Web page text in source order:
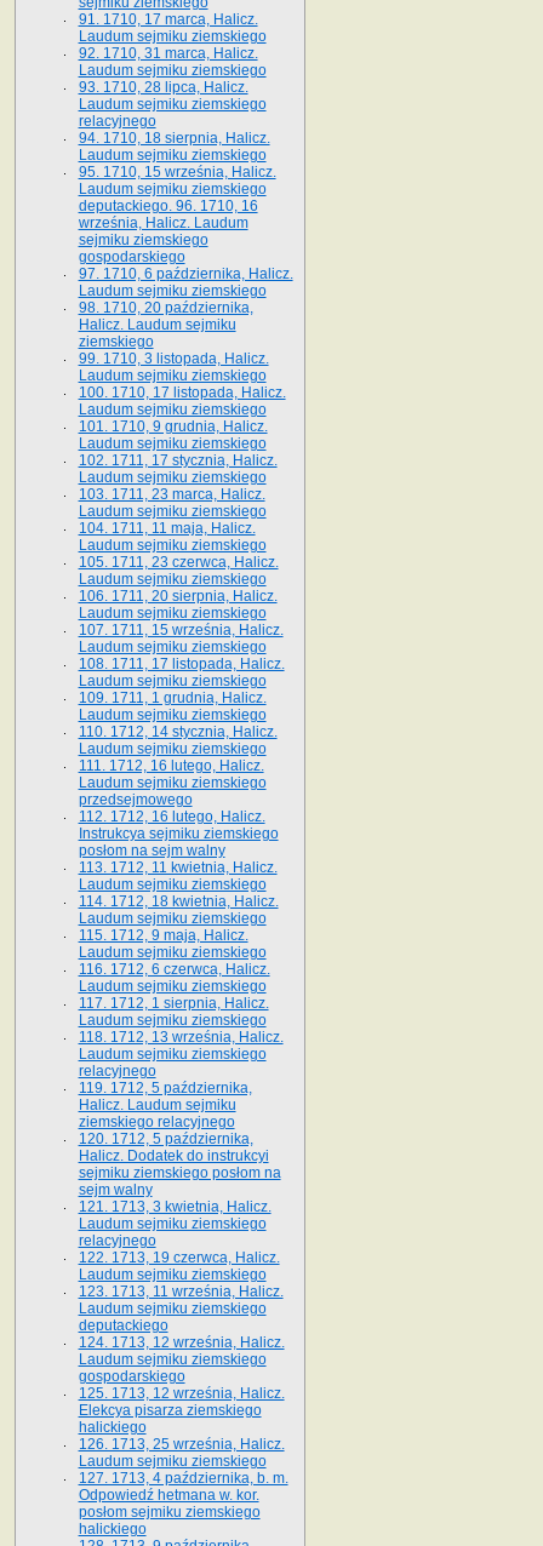
91. 1710, 17 marca, Halicz.
Laudum sejmiku ziemskiego
92. 1710, 31 marca, Halicz.
Laudum sejmiku ziemskiego
93. 1710, 28 lipca, Halicz.
Laudum sejmiku ziemskiego
relacyjnego
94. 1710, 18 sierpnia, Halicz.
Laudum sejmiku ziemskiego
95. 1710, 15 września, Halicz.
Laudum sejmiku ziemskiego
deputackiego. 96. 1710, 16
września, Halicz. Laudum
sejmiku ziemskiego
gospodarskiego
97. 1710, 6 października, Halicz.
Laudum sejmiku ziemskiego
98. 1710, 20 października,
Halicz. Laudum sejmiku
ziemskiego
99. 1710, 3 listopada, Halicz.
Laudum sejmiku ziemskiego
100. 1710, 17 listopada, Halicz.
Laudum sejmiku ziemskiego
101. 1710, 9 grudnia, Halicz.
Laudum sejmiku ziemskiego
102. 1711, 17 stycznia, Halicz.
Laudum sejmiku ziemskiego
103. 1711, 23 marca, Halicz.
Laudum sejmiku ziemskiego
104. 1711, 11 maja, Halicz.
Laudum sejmiku ziemskiego
105. 1711, 23 czerwca, Halicz.
Laudum sejmiku ziemskiego
106. 1711, 20 sierpnia, Halicz.
Laudum sejmiku ziemskiego
107. 1711, 15 września, Halicz.
Laudum sejmiku ziemskiego
108. 1711, 17 listopada, Halicz.
Laudum sejmiku ziemskiego
109. 1711, 1 grudnia, Halicz.
Laudum sejmiku ziemskiego
110. 1712, 14 stycznia, Halicz.
Laudum sejmiku ziemskiego
111. 1712, 16 lutego, Halicz.
Laudum sejmiku ziemskiego
przedsejmowego
112. 1712, 16 lutego, Halicz.
Instrukcya sejmiku ziemskiego
posłom na sejm walny
113. 1712, 11 kwietnia, Halicz.
Laudum sejmiku ziemskiego
114. 1712, 18 kwietnia, Halicz.
Laudum sejmiku ziemskiego
115. 1712, 9 maja, Halicz.
Laudum sejmiku ziemskiego
116. 1712, 6 czerwca, Halicz.
Laudum sejmiku ziemskiego
117. 1712, 1 sierpnia, Halicz.
Laudum sejmiku ziemskiego
118. 1712, 13 września, Halicz.
Laudum sejmiku ziemskiego
relacyjnego
119. 1712, 5 października,
Halicz. Laudum sejmiku
ziemskiego relacyjnego
120. 1712, 5 października,
Halicz. Dodatek do instrukcyi
sejmiku ziemskiego posłom na
sejm walny
121. 1713, 3 kwietnia, Halicz.
Laudum sejmiku ziemskiego
relacyjnego
122. 1713, 19 czerwca, Halicz.
Laudum sejmiku ziemskiego
123. 1713, 11 września, Halicz.
Laudum sejmiku ziemskiego
deputackiego
124. 1713, 12 września, Halicz.
Laudum sejmiku ziemskiego
gospodarskiego
125. 1713, 12 września, Halicz.
Elekcya pisarza ziemskiego
halickiego
126. 1713, 25 września, Halicz.
Laudum sejmiku ziemskiego
127. 1713, 4 października, b. m.
Odpowiedź hetmana w. kor.
posłom sejmiku ziemskiego
halickiego